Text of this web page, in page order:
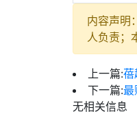
内容声明
人负责；
上一篇:蓓
下一篇:最
无相关信息